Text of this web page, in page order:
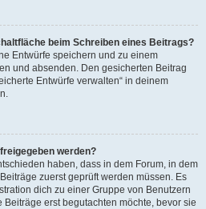
beim Schreiben eines Beitrags?
Entwürfe speichern und zu einem
und absenden. Den gesicherten Beitrag
Entwürfe verwalten“ in deinem
werden?
haben, dass in dem Forum, in dem
zuerst geprüft werden müssen. Es
dich zu einer Gruppe von Benutzern
erst begutachten möchte, bevor sie